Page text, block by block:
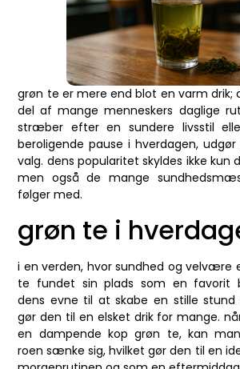
grøn te er mere end blot en varm drik;
del af mange menneskers daglige
stræber efter en sundere livsstil
beroligende pause i hverdagen,
valg. dens popularitet skyldes ikke kun
men også de mange
følger med.
grøn te i
i en verden, hvor sundhed og velvære
te fundet sin plads som en favorit
dens evne til at skabe en stille
gør den til en elsket drik for mange.
en dampende kop grøn te, kan
roen sænke sig, hvilket gør den til en